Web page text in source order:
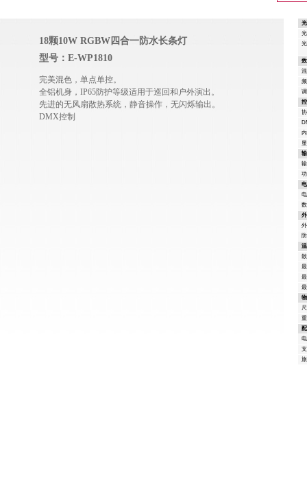
18颗10W RGBW四合一防水长条灯
型号：E-WP1810
完美混色，单点单控。
全铝机身，IP65防护等级适用于巡回和户外演出。
先进的无风扇散热系统，静音操作，无闪烁输出。
DMX控制